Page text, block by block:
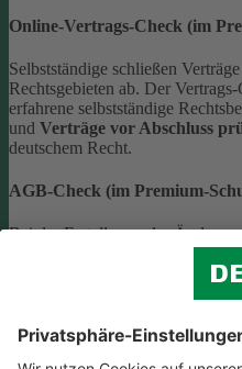
Online-Vertrags-Check (im
Selbstständige schließen
Rechtsgebieten ab. Der
erfahrene selbstständige
und Verträge vor Abschluss
deutschem Recht.
AGB-Check (im Premium-
Bei der Erstellung oder
(AGB) ist eine Vielzahl
helfen Ihnen dabei und
Online-Portal der DAHAG